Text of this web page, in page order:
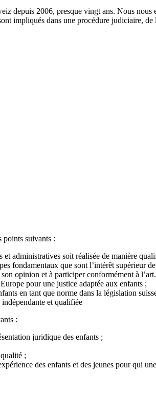
depuis 2006, presque vingt ans. Nous
impliqués dans une procédure judiciaire,
points suivants :
administratives soit réalisée de manière
fondamentaux que sont l’intérêt supérieur
opinion et à participer conformément à
pour une justice adaptée aux enfants ;
en tant que norme dans la législation
et qualifiée
:
juridique des enfants ;
;
des enfants et des jeunes pour qui